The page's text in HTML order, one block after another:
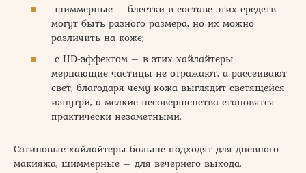
шиммерные – блестки в составе этих средств
могут быть разного размера, но их можно
различить на коже;
с HD-эффектом – в этих хайлайтеры
мерцающие частицы не отражают, а рассеивают
свет, благодаря чему кожа выглядит светящейся
изнутри, а мелкие несовершенства становятся
практически незаметными.
Сатиновые хайлайтеры больше подходят для дневного
макияжа, шиммерные – для вечернего выхода.